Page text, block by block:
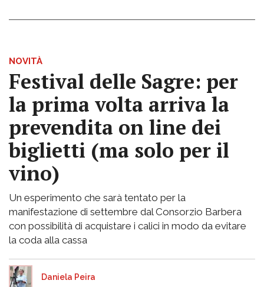
NOVITÀ
Festival delle Sagre: per
la prima volta arriva la
prevendita on line dei
biglietti (ma solo per il
vino)
Un esperimento che sarà tentato per la
manifestazione di settembre dal Consorzio Barbera
con possibilità di acquistare i calici in modo da evitare
la coda alla cassa
Daniela Peira